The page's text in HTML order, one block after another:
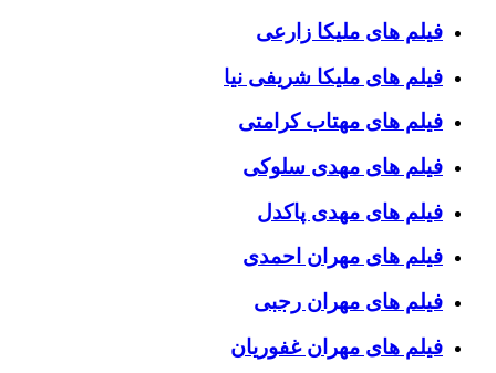
فیلم های ملیکا زارعی
فیلم های ملیکا شریفی نیا
فیلم های مهتاب کرامتی
فیلم های مهدی سلوکی
فیلم های مهدی پاکدل
فیلم های مهران احمدی
فیلم های مهران رجبی
فیلم های مهران غفوریان